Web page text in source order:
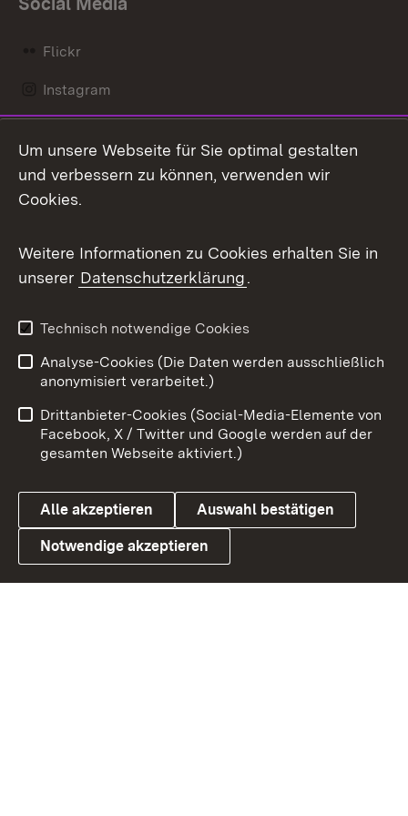
Flickr
Instagram
Mastodon
Messenger
Social Wall
X / Twitter
Youtube
Link zum Landesportal
Benutzungshinweise
Barrierefreiheit
Datenschutz
Cookies
Um unsere Webseite für Sie optimal gestalten
und verbessern zu können, verwenden wir
Cookies.
Weitere Informationen zu Cookies erhalten Sie in
unserer Datenschutzerklärung.
Technisch notwendige Cookies
Analyse-Cookies (Die Daten werden ausschließlich
anonymisiert verarbeitet.)
Drittanbieter-Cookies (Social-Media-Elemente von
Facebook, X / Twitter und Google werden auf der
gesamten Webseite aktiviert.)
Alle akzeptieren Auswahl bestätigen
Notwendige akzeptieren